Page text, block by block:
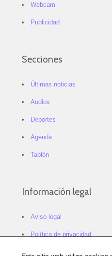
Webcam
Publicidad
Secciones
Últimas noticias
Audios
Deportes
Agenda
Tablón
Información legal
Aviso legal
Política de privacidad
Política de cookies